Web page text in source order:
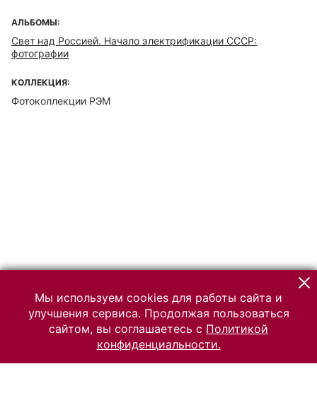
АЛЬБОМЫ:
Свет над Россией. Начало электрификации СССР:
фотографии
КОЛЛЕКЦИЯ:
Фотоколлекции РЭМ
Мы используем cookies для работы сайта и
улучшения сервиса. Продолжая пользоваться
сайтом, вы соглашаетесь с Политикой
конфиденциальности.